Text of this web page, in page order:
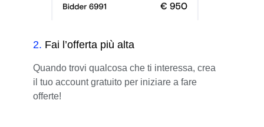
2. Fai l’offerta più alta
Quando trovi qualcosa che ti interessa, crea
il tuo account gratuito per iniziare a fare
offerte!